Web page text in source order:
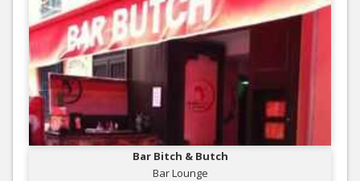
Bar Bitch & Butch
Bar Lounge